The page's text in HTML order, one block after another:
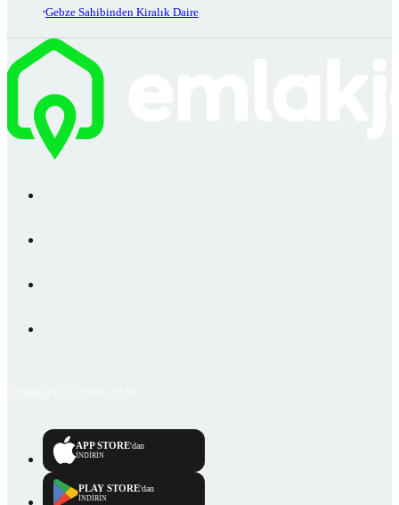
Gebze Sahibinden Kiralık Daire
APP STORE'dan
İNDİRİN
PLAY STORE'dan
İNDİRİN